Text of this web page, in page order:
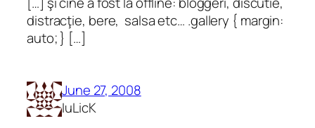
distracţie, bere, salsa etc… .gallery { margin:
auto; } […]
June 27, 2008
IuLicK